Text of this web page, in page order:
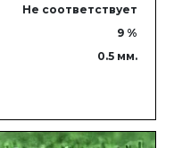
Не соответствует
9 %
0.5 мм.